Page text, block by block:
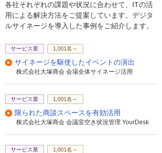
各社それぞれの課題や状況に合わせて、ITの活
用による解決方法をご提案しています。デジタ
ルサイネージを導入した事例をご紹介します。
サービス業 1,001名～
サイネージを駆使したイベントの演出
株式会社大塚商会 会場全体サイネージ活用
サービス業 1,001名～
限られた商談スペースを有効活用
株式会社大塚商会 会議室空き状況管理 YourDesk
サービス業 1,001名～